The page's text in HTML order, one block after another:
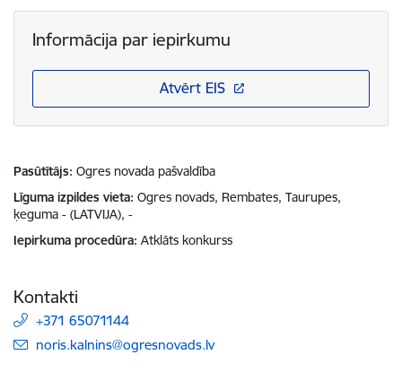
Informācija par iepirkumu
Atvērt EIS
Pasūtītājs Ogres novada pašvaldība
Līguma izpildes vieta Ogres novads, Rembates, Taurupes,
ķeguma - (LATVIJA), -
Iepirkuma procedūra Atklāts konkurss
Kontakti
+371 65071144
E-pasts:
noris.kalnins@ogresnovads.lv